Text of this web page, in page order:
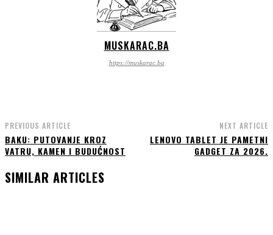
MUSKARAC.BA
https://muskarac.ba
PREVIOUS ARTICLE
BAKU: PUTOVANJE KROZ
VATRU, KAMEN I BUDUĆNOST
NEXT ARTICLE
LENOVO TABLET JE PAMETNI
GADGET ZA 2026.
SIMILAR ARTICLES